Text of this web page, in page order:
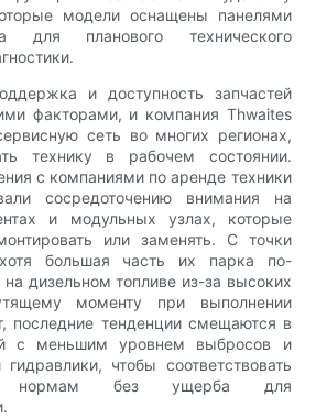
модели оснащены панелями
для планового технического
и доступность запчастей
факторами, и компания Thwaites
сеть во многих регионах,
технику в рабочем состоянии.
с компаниями по аренде техники
сосредоточению внимания на
и ​​модульных узлах, которые
или заменять. С точки
большая часть их парка по-
дизельном топливе из-за высоких
моменту при выполнении
последние тенденции смещаются в
с меньшим уровнем выбросов и
чтобы соответствовать
нормам без ущерба для